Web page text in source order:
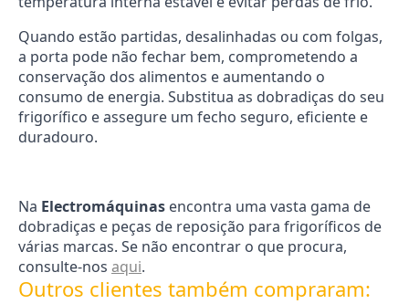
Quando estão partidas, desalinhadas ou com folgas,
a porta pode não fechar bem, comprometendo a
conservação dos alimentos e aumentando o
consumo de energia. Substitua as dobradiças do seu
frigorífico e assegure um fecho seguro, eficiente e
duradouro.
Na Electromáquinas encontra uma vasta gama de
dobradiças e peças de reposição para frigoríficos de
várias marcas. Se não encontrar o que procura,
consulte-nos aqui.
Outros clientes também compraram: